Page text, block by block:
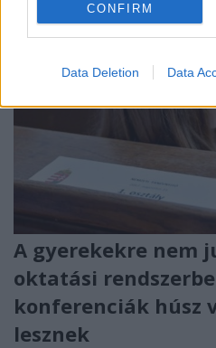
CONFIRM
Data Deletion Data
A gyerekekre nem
oktatási
konferenciák húsz
lesznek